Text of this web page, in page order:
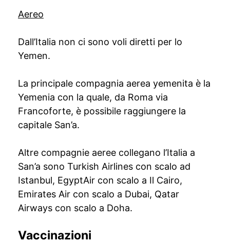
Aereo
Dall’Italia non ci sono voli diretti per lo
Yemen.
La principale compagnia aerea yemenita è la
Yemenia con la quale, da Roma via
Francoforte, è possibile raggiungere la
capitale San’a.
Altre compagnie aeree collegano l’Italia a
San’a sono Turkish Airlines con scalo ad
Istanbul, EgyptAir con scalo a Il Cairo,
Emirates Air con scalo a Dubai, Qatar
Airways con scalo a Doha.
Vaccinazioni